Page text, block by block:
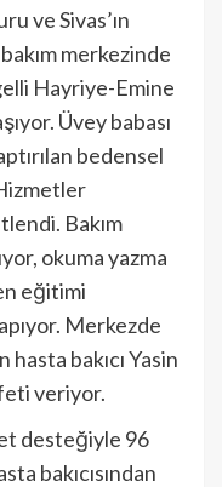
ve Sivas’ın
merkezinde
Hayriye-Emine
Üvey babası
bedensel
Bakım
okuma yazma
eğitimi
Merkezde
bakıcı Yasin
veriyor.
desteğiyle 96
bakıcısından